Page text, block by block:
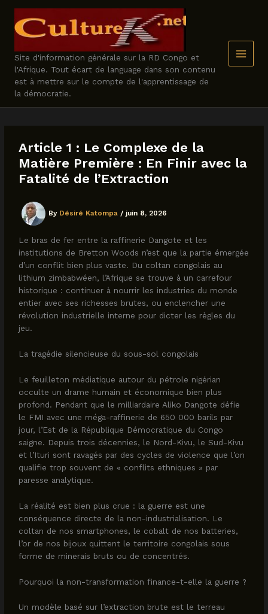
content
Site d'information générale sur la RD Congo et
l'Afrique. Tout écart de language dans son contenu
est à mettre sur le compte de l'apprentissage de
la démocratie.
Article 1 : Le Complexe de la
Matière Première : En Finir avec la
Fatalité de l’Extraction
By Désiré Katompa / juin 8, 2026
Le bras de fer entre la raffinerie Dangote et les
institutions de Bretton Woods n’est que la partie émergée
d’un conflit bien plus vaste. Du coltan congolais au
lithium zimbabwéen, l’Afrique se trouve à un carrefour
historique : continuer à nourrir les industries du monde
entier avec ses richesses brutes, ou enclencher une
révolution industrielle interne pour dicter les règles du
jeu.
La tragédie silencieuse du sous-sol congolais
Le feuilleton médiatique autour du pétrole nigérian
occulte un drame humain et économique bien plus
profond. Pendant que le milliardaire Aliko Dangote défie
le FMI avec une méga-raffinerie de 650 000 barils par
jour, l’Est de la République Démocratique du Congo
saigne. Depuis trois décennies, le Nord-Kivu, le Sud-Kivu
et l’Ituri sont ravagés par des cycles de violence que l’on
qualifie trop souvent de « conflits ethniques » par
paresse analytique.
La réalité est bien plus crue : la guerre est une
conséquence directe de la non-industrialisation. Le
coltan de nos smartphones, le cobalt de nos batteries,
l’or de nos bijoux quittent le territoire congolais sous
forme de minerais bruts ou de concentrés.
Pourquoi la non-transformation finance-t-elle la guerre ?
Un modèle basé sur l’extraction brute est le terreau